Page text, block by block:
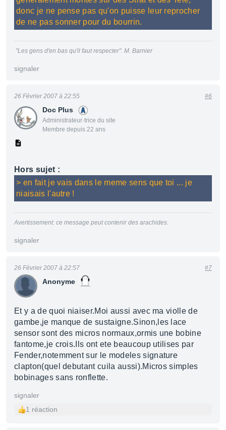
donc je ne pense pas qu'on puisse leur reprocher
de ne pas sonner pour du bourrin.
"Les gens d'en bas qu'il faut respecter". M. Barnier
signaler
Doc Plus
Administrateur·trice du site
Membre depuis 22 ans
26 Février 2007 à 22:55 #6
Hors sujet :
> en fait je vais dans le meme sens que toi ... je
niaisais l'autre !
Avertissement: ce message peut contenir des arachides.
signaler
Anonyme
26 Février 2007 à 22:57 #7
Et y a de quoi niaiser.Moi aussi avec ma violle de
gambe,je manque de sustaigne.Sinon,les lace
sensor sont des micros normaux,ormis une bobine
fantome,je crois.Ils ont ete beaucoup utilises par
Fender,notemment sur le modeles signature
clapton(quel debutant cuila aussi).Micros simples
bobinages sans ronflette.
signaler
1 réaction